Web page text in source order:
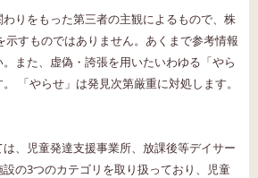
りをもった第三者の主観によるもので、株
示すものではありません。あくまで参考情報
また、虚偽・誇張を用いたいわゆる「やら
「やらせ」は発見次第厳重に対処します。
、児童発達支援事業所、放課後等デイサー
の3つのカテゴリを取り扱っており、児童